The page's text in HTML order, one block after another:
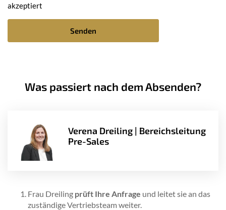
akzeptiert
Senden
Was passiert nach dem Absenden?
Verena Dreiling | Bereichsleitung
Pre-Sales
Frau Dreiling prüft Ihre Anfrage und leitet sie an das
zuständige Vertriebsteam weiter.